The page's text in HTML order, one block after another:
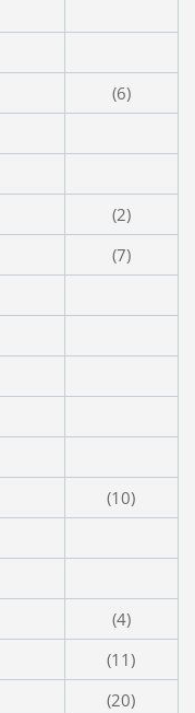
(6)
(2)
(7)
(10)
(4)
(11)
(20)